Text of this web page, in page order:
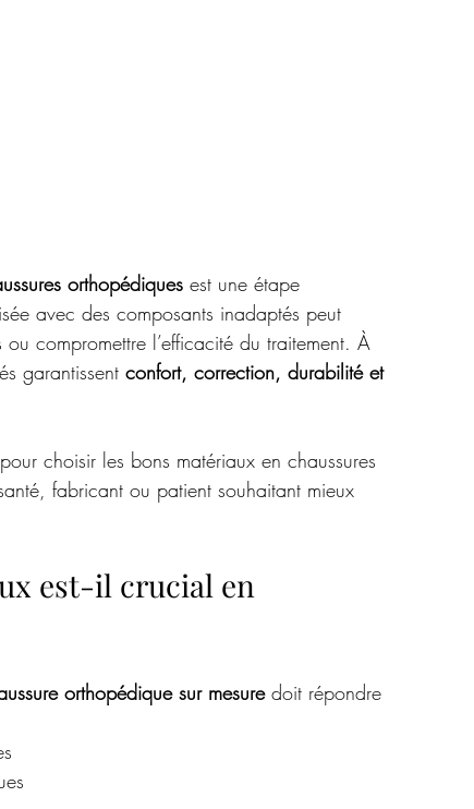
orthopédiques est une étape
avec des composants inadaptés peut
compromettre l’efficacité du traitement. À
garantissent confort, correction, durabilité et
choisir les bons matériaux en chaussures
fabricant ou patient souhaitant mieux
est-il crucial en
orthopédique sur mesure doit répondre